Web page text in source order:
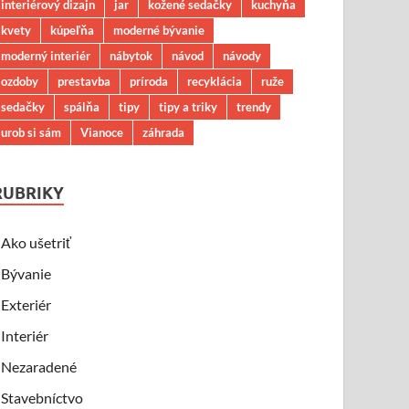
interiérový dizajn jar kožené sedačky
kuchyňa
kvety
kúpeľňa
moderné bývanie
moderný interiér
nábytok návod
návody
ozdoby
prestavba príroda recyklácia
ruže
sedačky
spálňa tipy tipy a triky
trendy
urob si sám
Vianoce záhrada
Ako ušetriť
Bývanie
Exteriér
Interiér
Nezaradené
Stavebníctvo